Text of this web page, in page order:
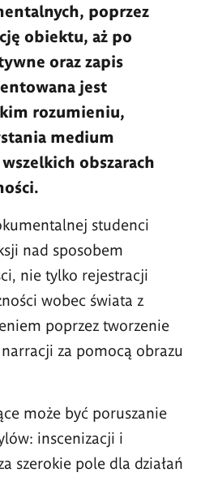
poprzez
obiektu, aż po
oraz zapis
jest
rozumieniu,
medium
obszarach
studenci
nad sposobem
nie tylko rejestracji
wobec świata z
poprzez tworzenie
za pomocą obrazu
może być poruszanie
inscenizacji i
szerokie pole dla działań